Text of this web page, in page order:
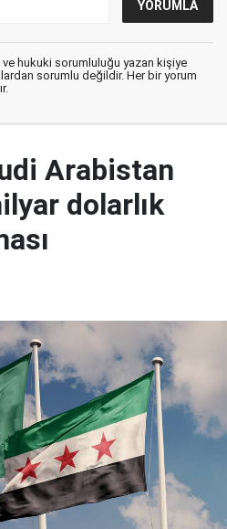
ve hukuki sorumluluğu yazan kişiye
sorumlu değildir. Her bir yorum
Arabistan
dolarlık